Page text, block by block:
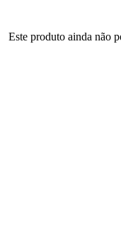
Este produto ainda não